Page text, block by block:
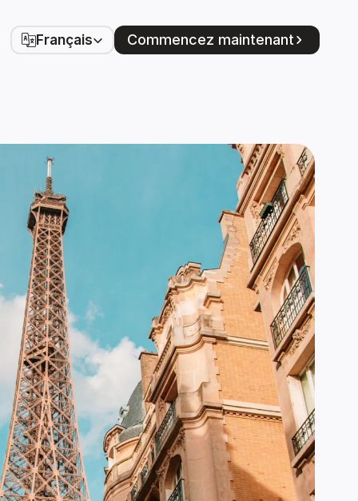
Select Language
Français Commencez maintenant